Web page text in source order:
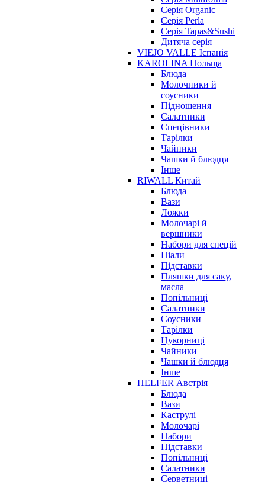
Серія Organic
Серія Perla
Серія Tapas&Sushi
Дитяча серія
VIEJO VALLE Іспанія
KAROLINA Польща
Блюда
Молочники й
соусники
Підношення
Салатники
Спецівники
Тарілки
Чайники
Чашки й блюдця
Інше
RIWALL Китай
Блюда
Вази
Ложки
Молочарі й
вершники
Набори для спецій
Піали
Підставки
Пляшки для саку,
масла
Попільниці
Салатники
Соусники
Тарілки
Цукорниці
Чайники
Чашки й блюдця
Інше
HELFER Австрія
Блюда
Вази
Каструлі
Молочарі
Набори
Підставки
Попільниці
Салатники
Серветниці